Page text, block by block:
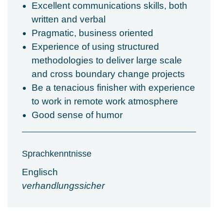
Excellent communications skills, both
written and verbal
Pragmatic, business oriented
Experience of using structured
methodologies to deliver large scale
and cross boundary change projects
Be a tenacious finisher with experience
to work in remote work atmosphere
Good sense of humor
Sprachkenntnisse
Englisch
verhandlungssicher